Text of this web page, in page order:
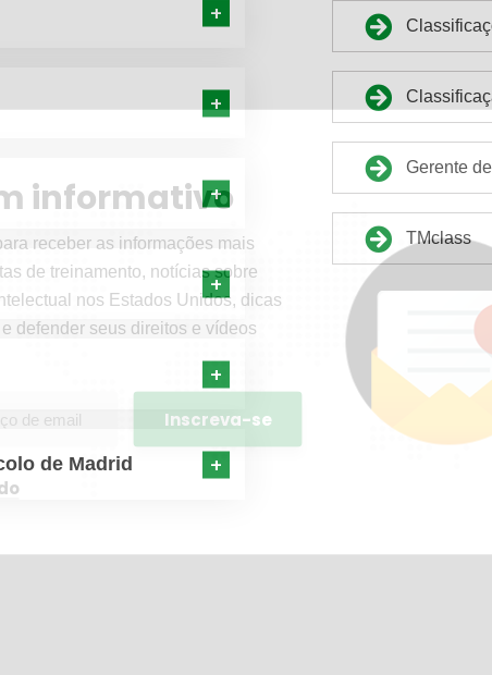
de Madrid
Gerente
TMclass
informativo
receber as informações mais
de treinamento, notícias sobre
nos Estados Unidos, dicas
defender seus direitos e vídeos